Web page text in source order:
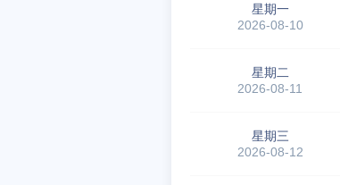
星期一
2026-08-10
星期二
2026-08-11
星期三
2026-08-12